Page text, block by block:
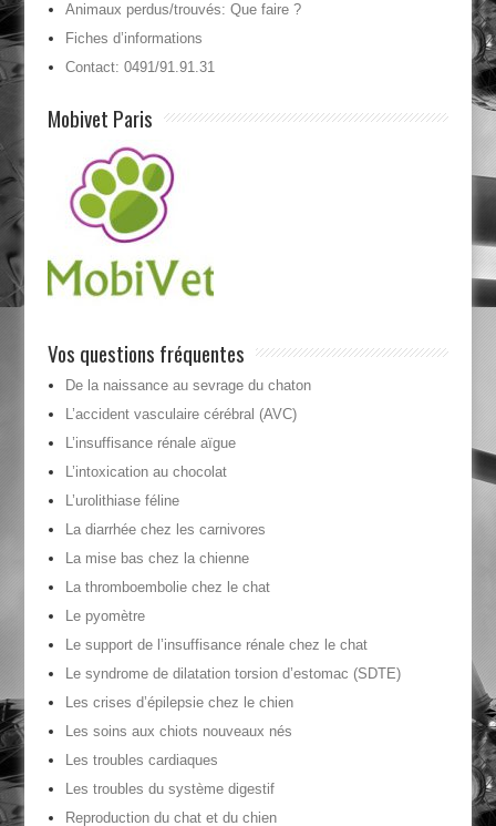
Animaux perdus/trouvés: Que faire ?
Fiches d’informations
Contact: 0491/91.91.31
Mobivet Paris
Vos questions fréquentes
De la naissance au sevrage du chaton
L’accident vasculaire cérébral (AVC)
L’insuffisance rénale aïgue
L’intoxication au chocolat
L’urolithiase féline
La diarrhée chez les carnivores
La mise bas chez la chienne
La thromboembolie chez le chat
Le pyomètre
Le support de l’insuffisance rénale chez le chat
Le syndrome de dilatation torsion d’estomac (SDTE)
Les crises d’épilepsie chez le chien
Les soins aux chiots nouveaux nés
Les troubles cardiaques
Les troubles du système digestif
Reproduction du chat et du chien